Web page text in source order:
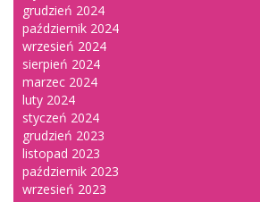
grudzień 2024
październik 2024
wrzesień 2024
sierpień 2024
marzec 2024
luty 2024
styczeń 2024
grudzień 2023
listopad 2023
październik 2023
wrzesień 2023